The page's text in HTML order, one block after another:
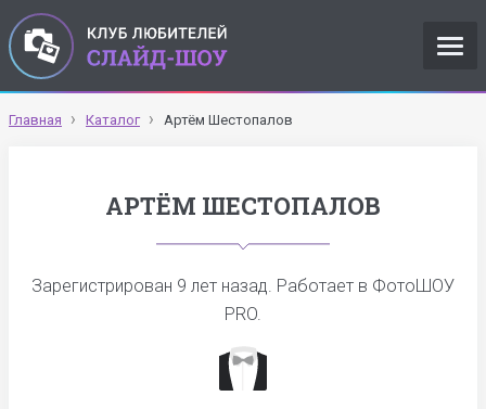
Главная Каталог Артём Шестопалов
АРТЁМ ШЕСТОПАЛОВ
Зарегистрирован 9 лет назад. Работает в ФотоШОУ
PRO.